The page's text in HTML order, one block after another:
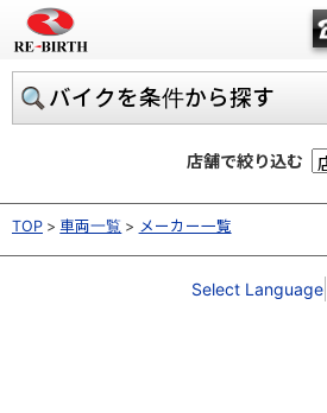
バイクを条件から探す
店舗で絞り込む
TOP 車両一覧 メーカー一覧
Select Language